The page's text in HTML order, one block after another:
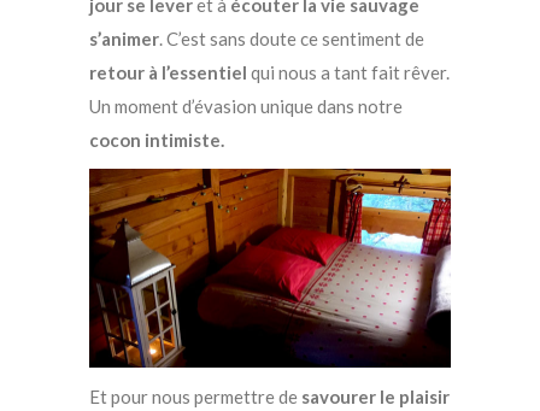
jour se leveret à écouter la vie sauvage
s’animer. C’est sans doute ce sentiment de
retour à l’essentiel qui nous a tant fait rêver.
Un moment d’évasion unique dans notre
cocon intimiste.
Et pour nous permettre de savourer le plaisir